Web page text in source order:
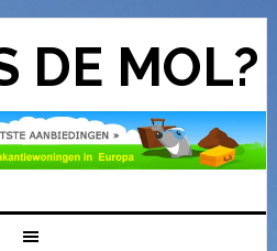
DE MOL?